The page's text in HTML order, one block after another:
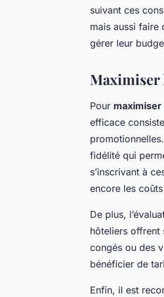
suivant ces
mais aussi faire
gérer leur
Maximiser
Pour
efficace
fidélité qui
s’inscrivant à
encore les
De plus,
hôteliers offrent
congés ou des
bénéficier de
Enfin, il est